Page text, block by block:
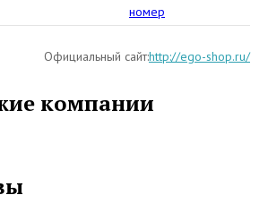
и
ли кто-то
4150
номер
Официальный сайт:http://ego-shop.ru/
компании